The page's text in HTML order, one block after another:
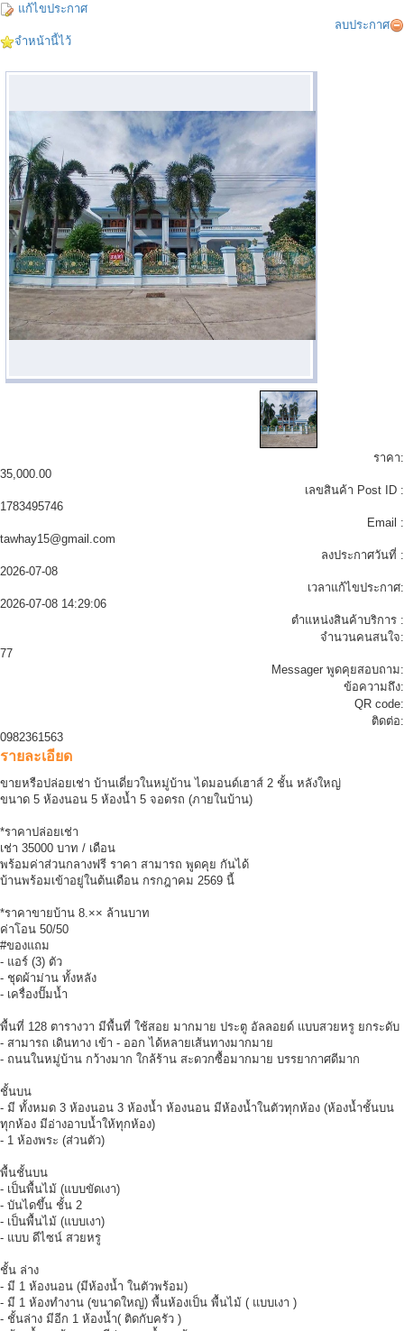
แก้ไขประกาศ
ลบประกาศ
จำหน้านี้ไว้
ราคา:
35,000.00
เลขสินค้า Post ID :
1783495746
Email :
tawhay15@gmail.com
ลงประกาศวันที่ :
2026-07-08
เวลาแก้ไขประกาศ:
2026-07-08 14:29:06
ตำแหน่งสินค้าบริการ :
จำนวนคนสนใจ:
77
Messager พูดคุยสอบถาม:
ข้อความถึง:
QR code:
ติดต่อ:
0982361563
รายละเอียด
ขายหรือปล่อยเช่า บ้านเดี่ยวในหมู่บ้าน ไดมอนด์เฮาส์ 2 ชั้น หลังใหญ่
ขนาด 5 ห้องนอน 5 ห้องน้ำ 5 จอดรถ (ภายในบ้าน)
*ราคาปล่อยเช่า
เช่า 35000 บาท / เดือน
พร้อมค่าส่วนกลางฟรี ราคา สามารถ พูดคุย กันได้
บ้านพร้อมเข้าอยู่ในต้นเดือน กรกฎาคม 2569 นี้
*ราคาขายบ้าน 8.×× ล้านบาท
ค่าโอน 50/50
#ของแถม
- แอร์ (3) ตัว
- ชุดผ้าม่าน ทั้งหลัง
- เครื่องปั๊มน้ำ
พื้นที่ 128 ตารางวา มีพื้นที่ ใช้สอย มากมาย ประตู อัลลอยด์ แบบสวยหรู ยกระดับ
- สามารถ เดินทาง เข้า - ออก ได้หลายเส้นทางมากมาย
- ถนนในหมู่บ้าน กว้างมาก ใกล้ร้าน สะดวกซื้อมากมาย บรรยากาศดีมาก
ชั้นบน
- มี ทั้งหมด 3 ห้องนอน 3 ห้องน้ำ ห้องนอน มีห้องน้ำในตัวทุกห้อง (ห้องน้ำชั้นบน
ทุกห้อง มีอ่างอาบน้ำให้ทุกห้อง)
- 1 ห้องพระ (ส่วนตัว)
พื้นชั้นบน
- เป็นพื้นไม้ (แบบขัดเงา)
- บันไดขึ้น ชั้น 2
- เป็นพื้นไม้ (แบบเงา)
- แบบ ดีไซน์ สวยหรู
ชั้น ล่าง
- มี 1 ห้องนอน (มีห้องน้ำ ในตัวพร้อม)
- มี 1 ห้องทำงาน (ขนาดใหญ่) พื้นห้องเป็น พื้นไม้ ( แบบเงา )
- ชั้นล่าง มีอีก 1 ห้องน้ำ( ติดกับครัว )